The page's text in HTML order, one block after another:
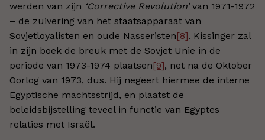
werden van zijn ‘Corrective Revolution’van 1971-1972
– de zuivering van het staatsapparaat van
Sovjetloyalisten en oude Nasseristen[8]. Kissinger zal
in zijn boek de breuk met de Sovjet Unie in de
periode van 1973-1974 plaatsen[9], net na de Oktober
Oorlog van 1973, dus. Hij negeert hiermee de interne
Egyptische machtsstrijd, en plaatst de
beleidsbijstelling teveel in functie van Egyptes
relaties met Israël.